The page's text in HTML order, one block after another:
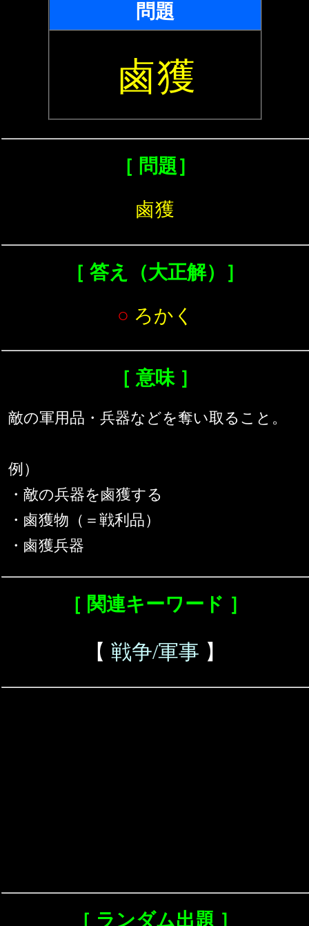
問題
鹵獲
［ 問題］
鹵獲
［ 答え（大正解）］
○ ろかく
［ 意味 ］
敵の軍用品・兵器などを奪い取ること。
例）
・敵の兵器を鹵獲する
・鹵獲物（＝戦利品）
・鹵獲兵器
［ 関連キーワード ］
【 戦争/軍事 】
［ ランダム出題 ］